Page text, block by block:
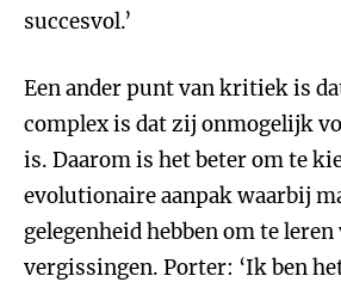
succesvol.’
Een ander punt van kritiek is
complex is dat zij onmogelijk
is. Daarom is het beter om te
evolutionaire aanpak waarbij
gelegenheid hebben om te
vergissingen. Porter: ‘Ik ben